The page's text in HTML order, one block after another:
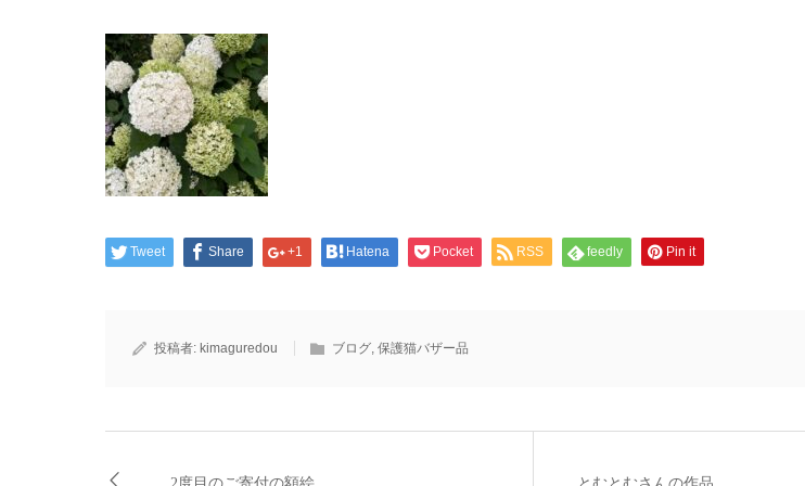
Tweet Share +1 Hatena Pocket RSS feedly Pin it
投稿者: kimaguredou ブログ 保護猫バザー品